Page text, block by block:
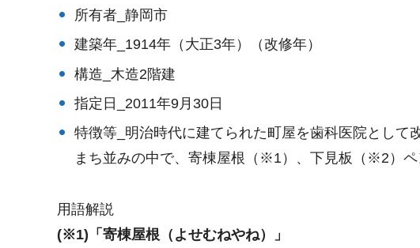
所有者_静岡市
建築年_1914年（大正3年）（改修年）
構造_木造2階建
指定日_2011年9月30日
特徴等_明治時代に建てられた町屋を歯科医院とし
まち並みの中で、寄棟屋根（※1）、下見板（※2）ペ
用語解説
(※1)「寄棟屋根（よせむねやね）」